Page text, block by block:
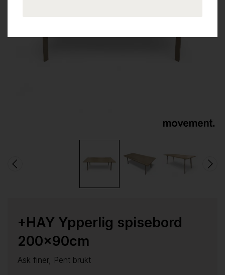
+HAY Ypperlig spisebord
200x90cm
Ask finer, Pent brukt